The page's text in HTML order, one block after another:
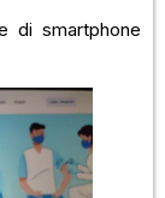
di smartphone